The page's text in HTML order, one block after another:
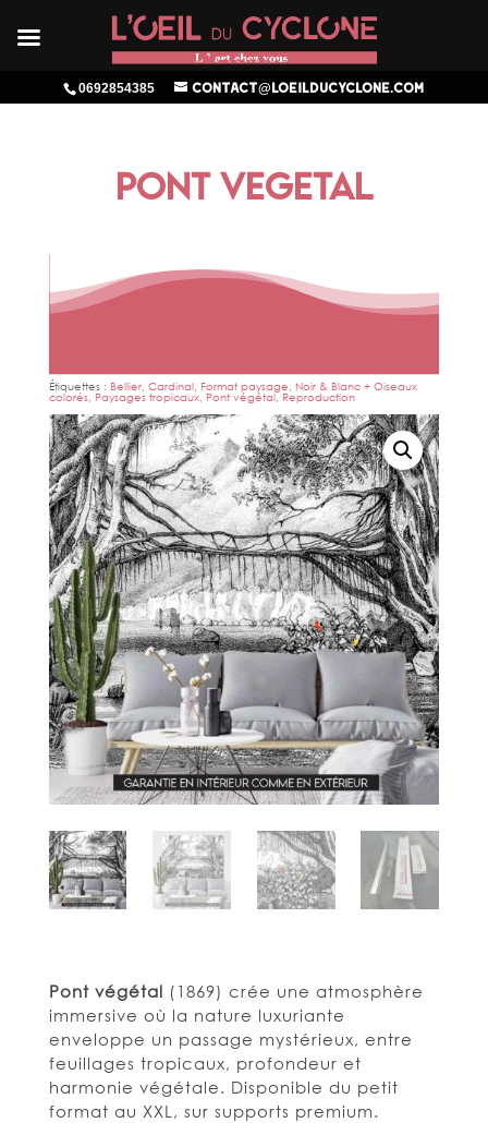
0692854385 contact@loeilducyclone.com
PONT VEGETAL
Étiquettes : Bellier, Cardinal, Format paysage, Noir & Blanc + Oiseaux
colorés, Paysages tropicaux, Pont végétal, Reproduction
Pont végétal (1869) crée une atmosphère
immersive où la nature luxuriante
enveloppe un passage mystérieux, entre
feuillages tropicaux, profondeur et
harmonie végétale. Disponible du petit
format au XXL, sur supports premium.